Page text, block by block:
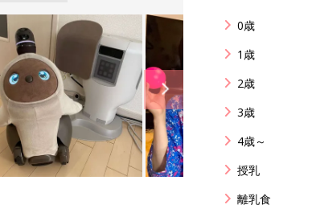
0歳
1歳
2歳
3歳
4歳～
授乳
離乳食